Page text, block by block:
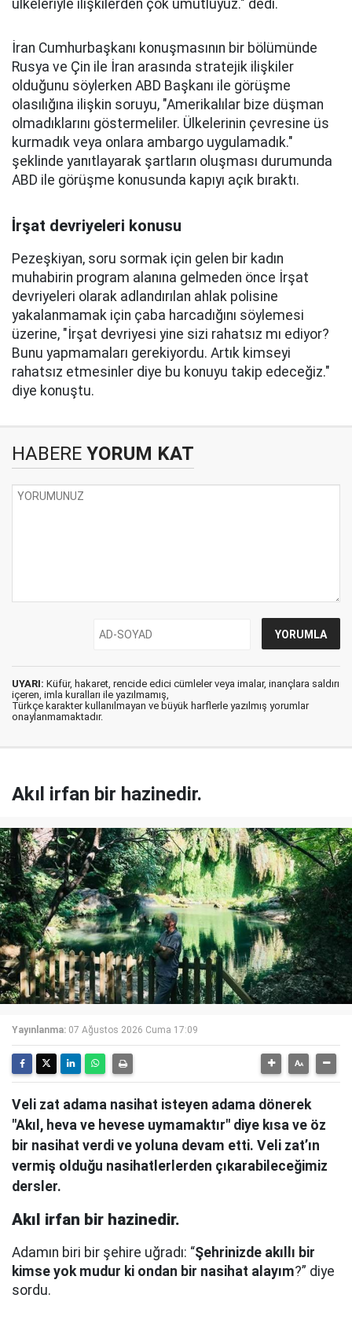
ülkeleriyle ilişkilerden çok umutluyuz." dedi.
İran Cumhurbaşkanı konuşmasının bir bölümünde
Rusya ve Çin ile İran arasında stratejik ilişkiler
olduğunu söylerken ABD Başkanı ile görüşme
olasılığına ilişkin soruyu, "Amerikalılar bize düşman
olmadıklarını göstermeliler. Ülkelerinin çevresine üs
kurmadık veya onlara ambargo uygulamadık."
şeklinde yanıtlayarak şartların oluşması durumunda
ABD ile görüşme konusunda kapıyı açık bıraktı.
İrşat devriyeleri konusu
Pezeşkiyan, soru sormak için gelen bir kadın
muhabirin program alanına gelmeden önce İrşat
devriyeleri olarak adlandırılan ahlak polisine
yakalanmamak için çaba harcadığını söylemesi
üzerine, "İrşat devriyesi yine sizi rahatsız mı ediyor?
Bunu yapmamaları gerekiyordu. Artık kimseyi
rahatsız etmesinler diye bu konuyu takip edeceğiz."
diye konuştu.
HABERE YORUM KAT
UYARI: Küfür, hakaret, rencide edici cümleler veya imalar, inançlara saldırı
içeren, imla kuralları ile yazılmamış,
Türkçe karakter kullanılmayan ve büyük harflerle yazılmış yorumlar
onaylanmamaktadır.
Akıl irfan bir hazinedir.
Yayınlanma: 07 Ağustos 2026 Cuma 17:09
Veli zat adama nasihat isteyen adama dönerek
"Akıl, heva ve hevese uymamaktır" diye kısa ve öz
bir nasihat verdi ve yoluna devam etti. Veli zat’ın
vermiş olduğu nasihatlerlerden çıkarabileceğimiz
dersler.
Akıl irfan bir hazinedir.
Adamın biri bir şehire uğradı: “Şehrinizde akıllı bir
kimse yok mudur ki ondan bir nasihat alayım?” diye
sordu.